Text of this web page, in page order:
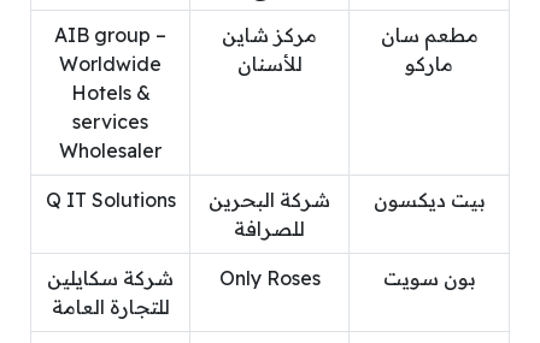
مطعم سان
ماركو
مركز شاين
للأسنان
AIB group –
Worldwide
Hotels &
services
Wholesaler
بيت ديكسون
شركة البحرين
للصرافة
Q IT Solutions
بون سويت Only Roses
شركة سكايلين
للتجارة العامة